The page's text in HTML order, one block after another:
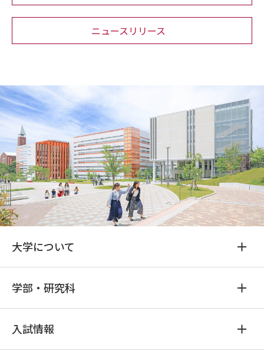
ニュースリリース
大学について
学部・研究科
入試情報